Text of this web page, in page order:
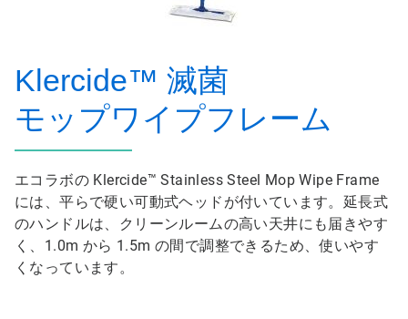
Klercide™ 滅菌
モップワイプフレーム
エコラボの Klercide™ Stainless Steel Mop Wipe Frame
には、平らで硬い可動式ヘッドが付いています。延長式
のハンドルは、クリーンルームの高い天井にも届きやす
く、1.0m から 1.5m の間で調整できるため、使いやす
くなっています。